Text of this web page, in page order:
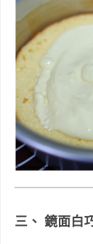
三、 鏡面白